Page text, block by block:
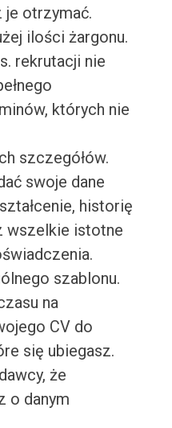
otrzymać.
ilości żargonu.
rekrutacji nie
których nie
szczegółów.
swoje dane
historię
wszelkie istotne
szablonu.
na
CV do
się ubiegasz.
że
o danym